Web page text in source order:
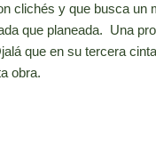
clichés y que busca un
que planeada. Una
que en su tercera
obra.